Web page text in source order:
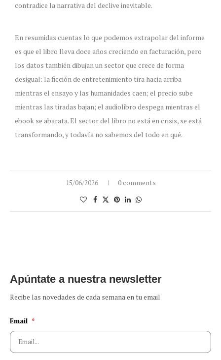
contradice la narrativa del declive inevitable.
En resumidas cuentas lo que podemos extrapolar del informe
es que el libro lleva doce años creciendo en facturación, pero
los datos también dibujan un sector que crece de forma
desigual: la ficción de entretenimiento tira hacia arriba
mientras el ensayo y las humanidades caen; el precio sube
mientras las tiradas bajan; el audiolibro despega mientras el
ebook se abarata. El sector del libro no está en crisis, se está
transformando, y todavía no sabemos del todo en qué.
15/06/2026 0 comments
Apúntate a nuestra newsletter
Recibe las novedades de cada semana en tu email
Email *